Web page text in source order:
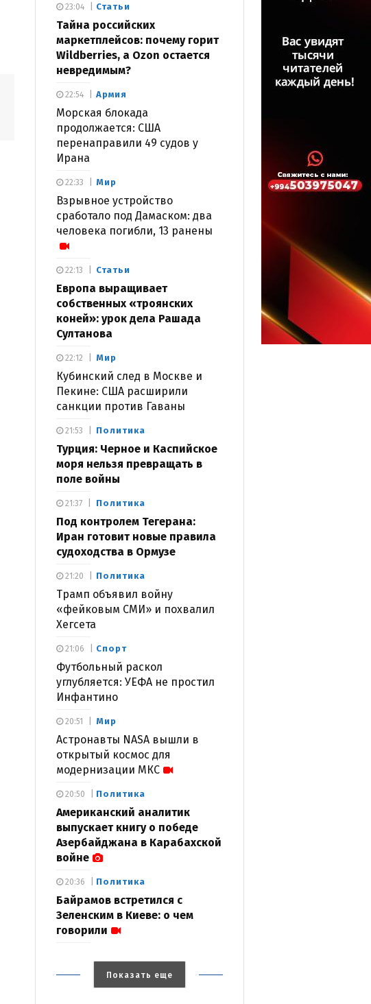
Статьи
Тайна российских
маркетплейсов: почему горит
Wildberries, а Ozon остается
невредимым?
23:04
Армия
Морская блокада
продолжается: США
перенаправили 49 судов у
Ирана
22:54
Мир
Взрывное устройство
сработало под Дамаском: два
человека погибли, 13 ранены
22:33
Статьи
Европа выращивает
собственных «троянских
коней»: урок дела Рашада
Султанова
22:13
Мир
Кубинский след в Москве и
Пекине: США расширили
санкции против Гаваны
22:12
Политика
Турция: Черное и Каспийское
моря нельзя превращать в
поле войны
21:53
Политика
Под контролем Тегерана:
Иран готовит новые правила
судоходства в Ормузе
21:37
Политика
Трамп объявил войну
«фейковым СМИ» и похвалил
Хегсета
21:20
Спорт
Футбольный раскол
углубляется: УЕФА не простил
Инфантино
21:06
Мир
Астронавты NASA вышли в
открытый космос для
модернизации МКС
20:51
Политика
Американский аналитик
выпускает книгу о победе
Азербайджана в Карабахской
войне
20:50
Политика
Байрамов встретился с
Зеленским в Киеве: о чем
говорили
20:36
Показать еще